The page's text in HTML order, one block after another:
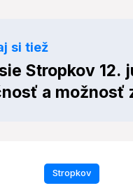
si tiež
Stropkov 12.
a možnosť
Stropkov